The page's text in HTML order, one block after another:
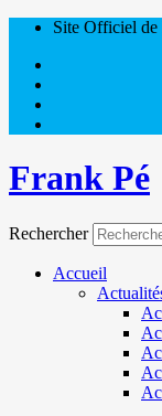
Site Officiel de
Frank Pé
Rechercher
Accueil